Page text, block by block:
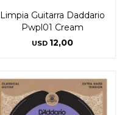
Limpia Guitarra Daddario
Pwpl01 Cream
USD 12,00